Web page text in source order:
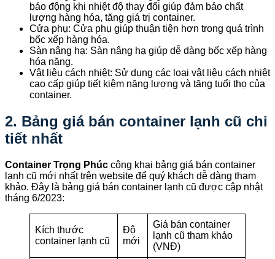
báo động khi nhiệt độ thay đổi giúp đảm bảo chất
lượng hàng hóa, tăng giá trị container.
Cửa phụ: Cửa phụ giúp thuận tiện hơn trong quá trình
bốc xếp hàng hóa.
Sàn nâng hạ: Sàn nâng hạ giúp dễ dàng bốc xếp hàng
hóa nặng.
Vật liệu cách nhiệt: Sử dụng các loại vật liệu cách nhiệt
cao cấp giúp tiết kiệm năng lượng và tăng tuổi thọ của
container.
2. Bảng giá bán container lạnh cũ chi
tiết nhất
Container Trọng Phúc công khai bảng giá bán container
lạnh cũ mới nhất trên website để quý khách dễ dàng tham
khảo. Đây là bảng giá bán container lạnh cũ được cập nhật
tháng 6/2023:
Kích thước
container lạnh cũ
Độ
mới
Giá bán container
lạnh cũ tham khảo
(VNĐ)